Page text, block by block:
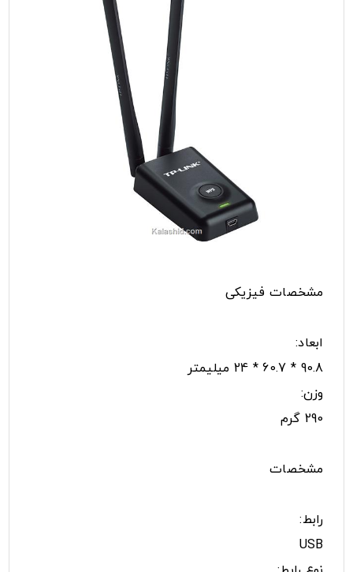
مشخصات فیزیکی
ابعاد:
90.8 * 60.7 * 24 میلیمتر
وزن:
290 گرم
مشخصات
رابط:
USB